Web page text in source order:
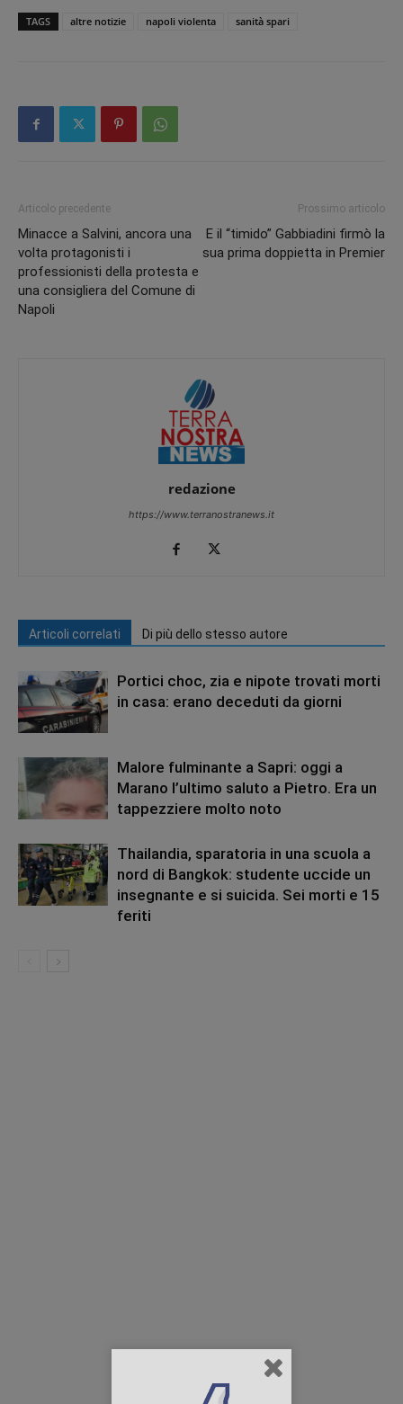
TAGS altre notizie napoli violenta sanità spari
Articolo precedente
Minacce a Salvini, ancora una
volta protagonisti i
professionisti della protesta e
una consigliera del Comune di
Napoli
Prossimo articolo
E il “timido” Gabbiadini firmò la
sua prima doppietta in Premier
redazione
https://www.terranostranews.it
Articoli correlati Di più dello stesso autore
Portici choc, zia e nipote trovati morti
in casa: erano deceduti da giorni
Malore fulminante a Sapri: oggi a
Marano l’ultimo saluto a Pietro. Era un
tappezziere molto noto
Thailandia, sparatoria in una scuola a
nord di Bangkok: studente uccide un
insegnante e si suicida. Sei morti e 15
feriti